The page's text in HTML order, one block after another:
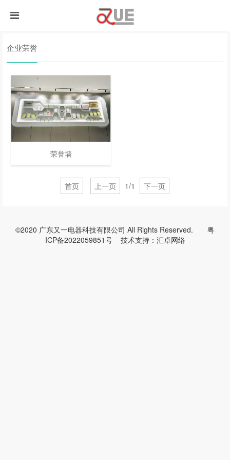
企业荣誉
荣誉墙
首页 上一页 1/1 下一页
©2020 广东又一电器科技有限公司 All Rights Reserved. 粤
ICP备2022059851号技术支持： 汇卓网络